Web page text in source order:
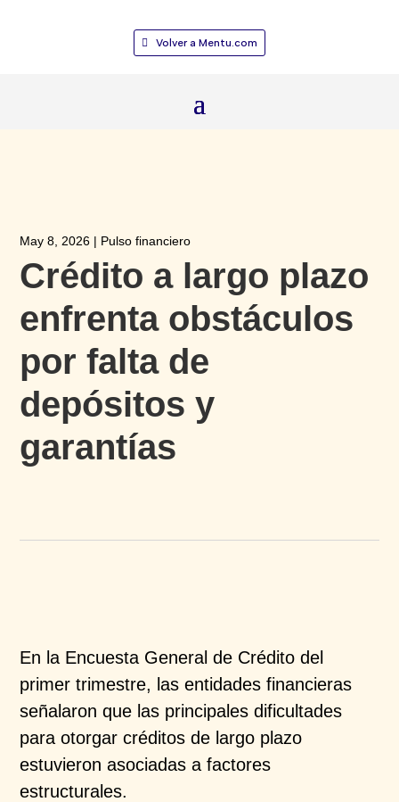
Volver a Mentu.com
May 8, 2026 | Pulso financiero
Crédito a largo plazo
enfrenta obstáculos
por falta de
depósitos y
garantías
En la Encuesta General de Crédito del
primer trimestre, las entidades financieras
señalaron que las principalesdificultades
para otorgar créditos de largo plazo
estuvieron asociadas a factores
estructurales.